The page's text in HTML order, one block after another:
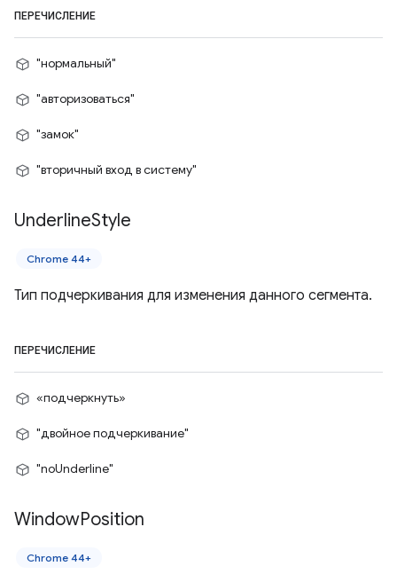
ПЕРЕЧИСЛЕНИЕ
"нормальный"
"авторизоваться"
"замок"
"вторичный вход в систему"
UnderlineStyle
Chrome 44+
Тип подчеркивания для изменения данного сегмента.
ПЕРЕЧИСЛЕНИЕ
«подчеркнуть»
"двойное подчеркивание"
"noUnderline"
WindowPosition
Chrome 44+